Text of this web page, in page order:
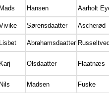
Mads Hansen
Aarholt
Sørensdaatter
Ascherød
Lisbet Abrahamsdaatter
Karj Olsdaatter Flaatnæs
Nils Madsen
Fuske